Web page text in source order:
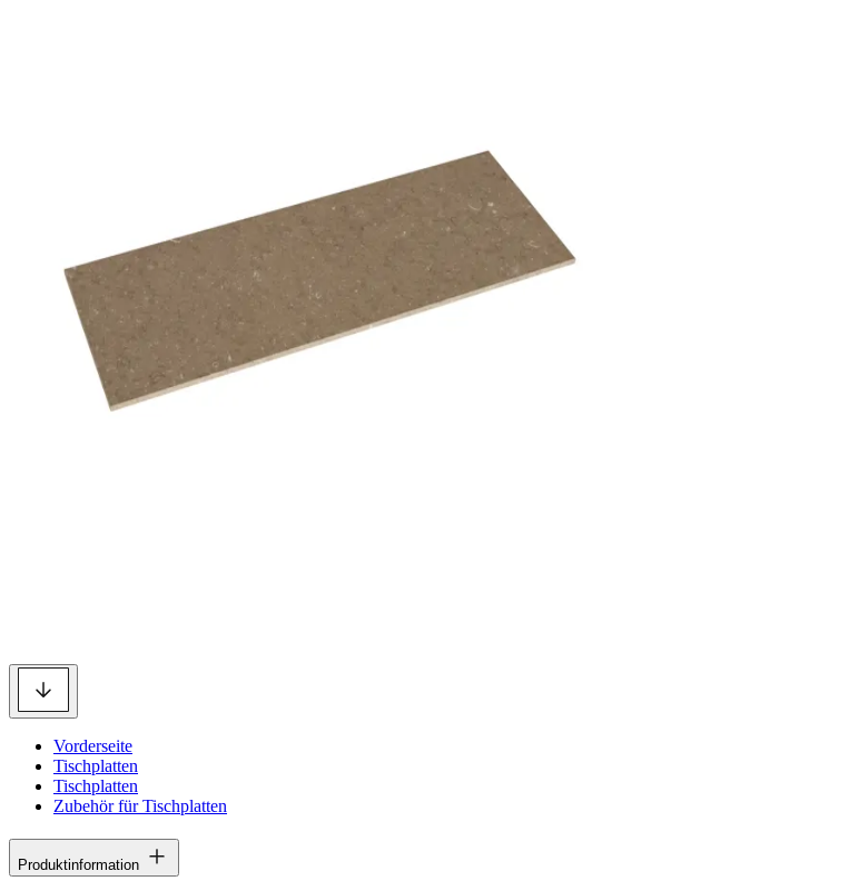
Vorderseite
Tischplatten
Tischplatten
Zubehör für Tischplatten
Produktinformation